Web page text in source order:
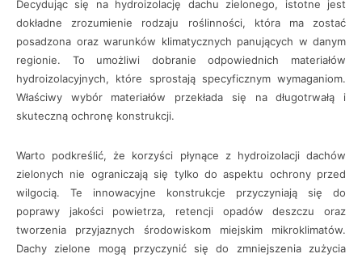
Decydując się na hydroizolację dachu zielonego, istotne jest
dokładne zrozumienie rodzaju roślinności, która ma zostać
posadzona oraz warunków klimatycznych panujących w danym
regionie. To umożliwi dobranie odpowiednich materiałów
hydroizolacyjnych, które sprostają specyficznym wymaganiom.
Właściwy wybór materiałów przekłada się na długotrwałą i
skuteczną ochronę konstrukcji.
Warto podkreślić, że korzyści płynące z hydroizolacji dachów
zielonych nie ograniczają się tylko do aspektu ochrony przed
wilgocią. Te innowacyjne konstrukcje przyczyniają się do
poprawy jakości powietrza, retencji opadów deszczu oraz
tworzenia przyjaznych środowiskom miejskim mikroklimatów.
Dachy zielone mogą przyczynić się do zmniejszenia zużycia